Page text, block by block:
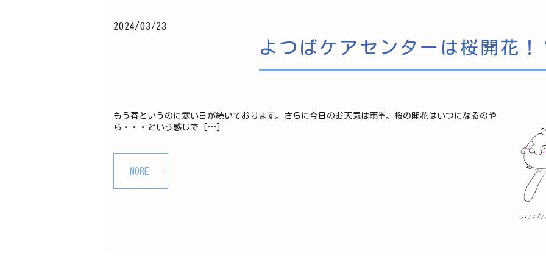
2024/03/23
よつばケアセンターは桜開花！
もう春というのに寒い日が続いております。さらに今日のお天気は雨☔。桜の開花はいつになるのや
ら・・・という感じで […]
MORE